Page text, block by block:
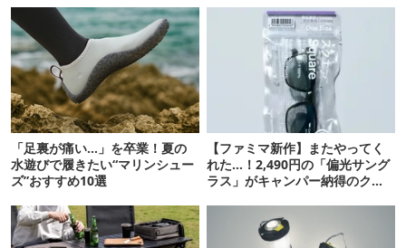
「足裏が痛い…」を卒業！夏の
水遊びで履きたい“マリンシュー
ズ”おすすめ10選
【ファミマ新作】またやってく
れた…！2,490円の「偏光サング
ラス」がキャンパー納得のクオ